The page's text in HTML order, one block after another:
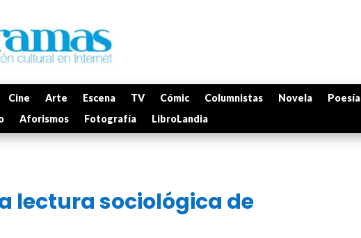
Cine Arte Escena TV Cómic Columnistas Novela Poesía
Aforismos Fotografía LibroLandia
lectura sociológica de